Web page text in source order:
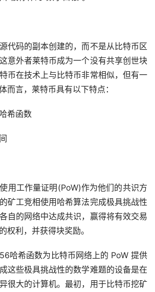
代码的副本创建的，而不是从比特币区
意外者莱特币成为一个没有共享创世块
币在技术上与比特币非常相似，但有一
而言，莱特币具有以下特点：
哈希函数
用工作量证明(PoW)作为他们的共识方
矿工竞相使用哈希算法完成极具挑战性
自的网络中达成共识，赢得将有效交易
权利，并获得块奖励。
哈希函数为比特币网络上的 PoW 提供
这些极具挑战性的数学难题的设备是在
很大的计算机。最初，用于比特币挖矿